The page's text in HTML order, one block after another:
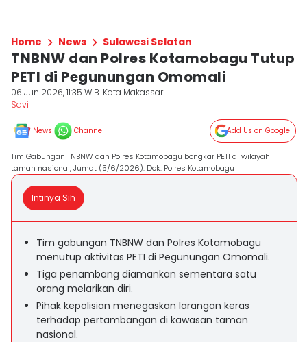
Home News Sulawesi Selatan
TNBNW dan Polres Kotamobagu Tutup
PETI di Pegunungan Omomali
06 Jun 2026, 11:35 WIB Kota Makassar
Savi
News Channel Add Us on Google
Tim Gabungan TNBNW dan Polres Kotamobagu bongkar PETI di wilayah
taman nasional, Jumat (5/6/2026). Dok. Polres Kotamobagu
Intinya Sih
Tim gabungan TNBNW dan Polres Kotamobagu
menutup aktivitas PETI di Pegunungan Omomali.
Tiga penambang diamankan sementara satu
orang melarikan diri.
Pihak kepolisian menegaskan larangan keras
terhadap pertambangan di kawasan taman
nasional.